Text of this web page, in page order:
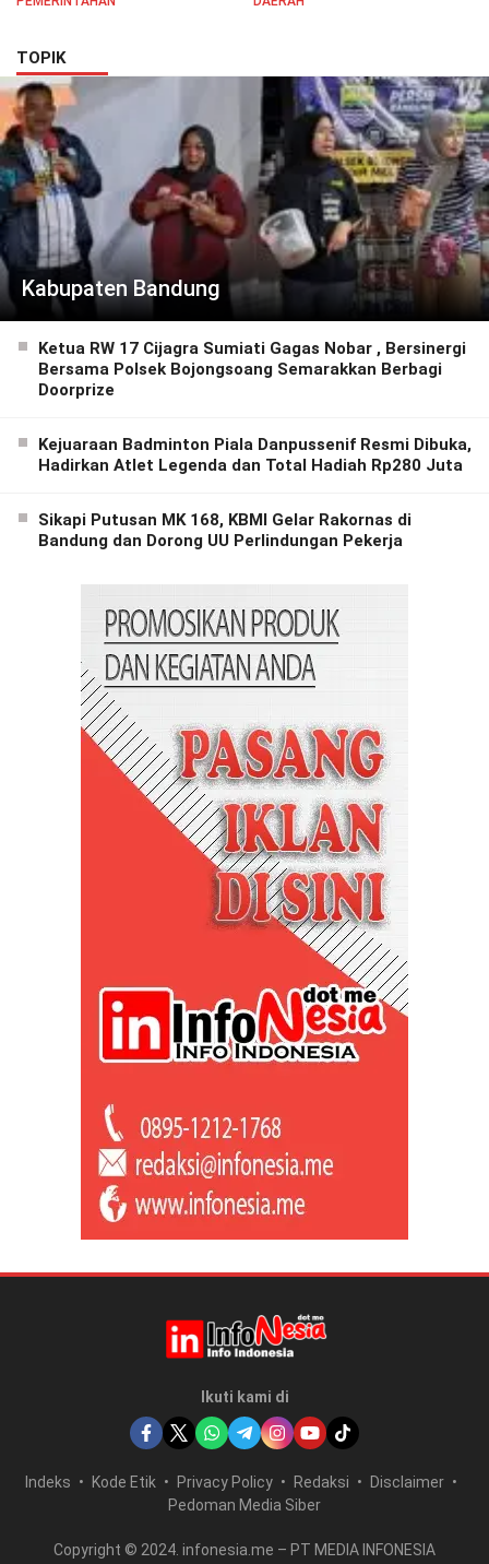
TOPIK
Kabupaten Bandung
Ketua RW 17 Cijagra Sumiati Gagas Nobar , Bersinergi
Bersama Polsek Bojongsoang Semarakkan Berbagi
Doorprize
Kejuaraan Badminton Piala Danpussenif Resmi Dibuka,
Hadirkan Atlet Legenda dan Total Hadiah Rp280 Juta
Sikapi Putusan MK 168, KBMI Gelar Rakornas di
Bandung dan Dorong UU Perlindungan Pekerja
Ikuti kami di
Indeks Kode Etik Privacy Policy Redaksi
Disclaimer
Pedoman Media Siber
Copyright © 2024. infonesia.me – PT MEDIA INFONESIA